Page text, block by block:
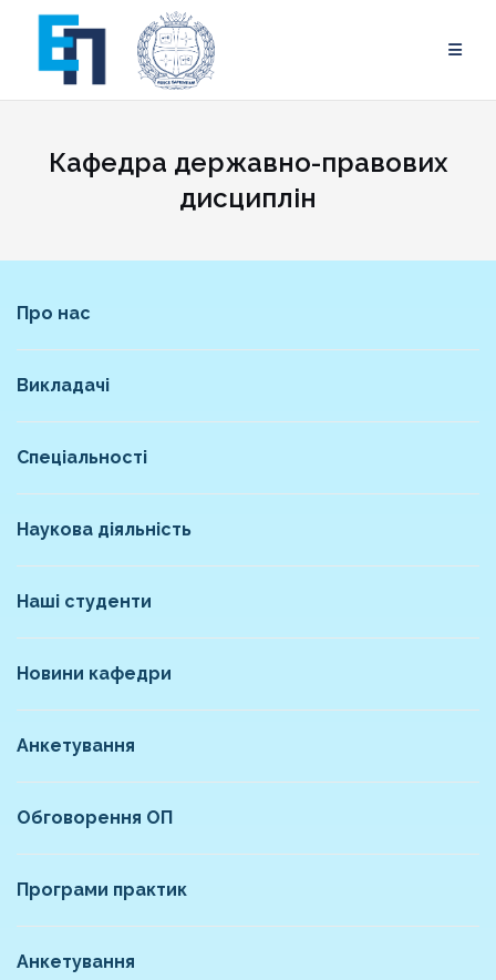
content
Кафедра державно-правових
дисциплін
Про нас
Викладачі
Спеціальності
Наукова діяльність
Наші студенти
Новини кафедри
Анкетування
Обговорення ОП
Програми практик
Анкетування